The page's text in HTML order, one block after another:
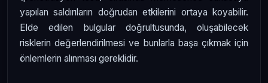
yapılan saldırıların doğrudan etkilerini ortaya koyabilir.
Elde edilen bulgular doğrultusunda, oluşabilecek
risklerin değerlendirilmesi ve bunlarla başa çıkmak için
önlemlerin alınması gereklidir.